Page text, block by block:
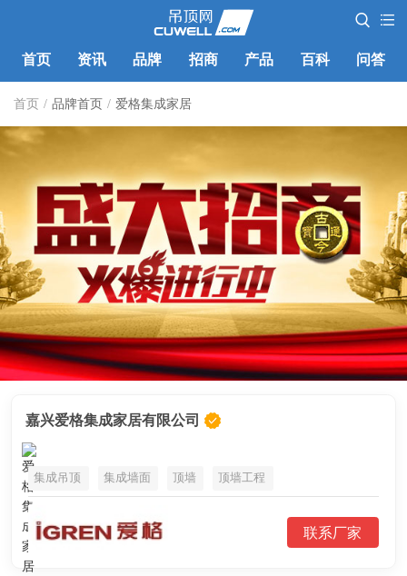
首页 资讯 品牌 招商 产品 百科 问答
首页 / 品牌首页 / 爱格集成家居
嘉兴爱格集成家居有限公司
集成吊顶 集成墙面 顶墙 顶墙工程
联系厂家